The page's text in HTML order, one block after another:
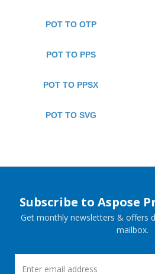
POT TO OTP
POT TO PPS
POT TO PPSX
POT TO SVG
Subscribe to Aspose
Get monthly newsletters & offers
mailbox.